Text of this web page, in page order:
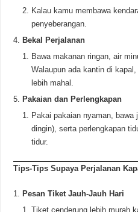
Kalau kamu membawa
penyeberangan.
Bekal Perjalanan
Bawa makanan ringan, air
Walaupun ada kantin di
lebih mahal.
Pakaian dan Perlengkapan
Pakai pakaian nyaman,
dingin), serta perlengkapan
tidur.
Tips-Tips Supaya Perjalanan
Pesan Tiket Jauh-Jauh Hari
Tiket cenderung lebih murah